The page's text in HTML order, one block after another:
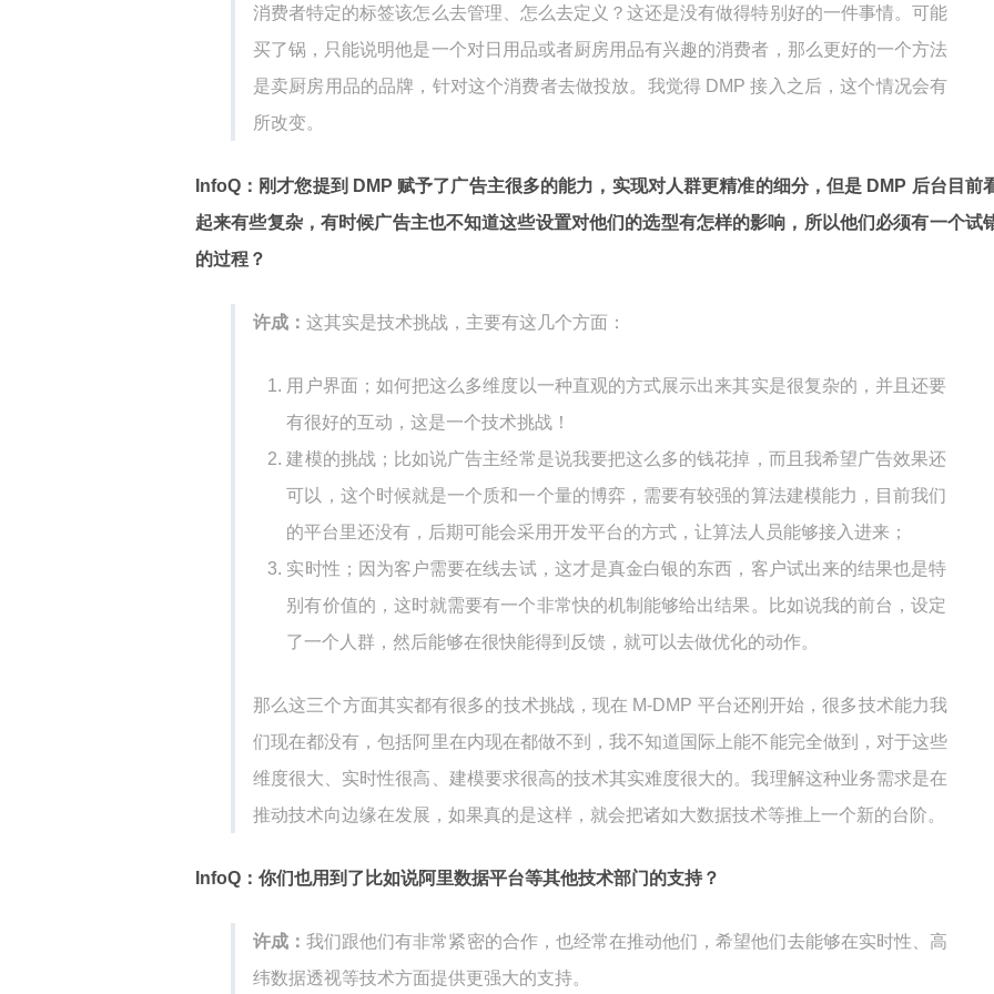
消费者特定的标签该怎么去管理、怎么去定义？这还是没有做得特别好的一件事情。可能
买了锅，只能说明他是一个对日用品或者厨房用品有兴趣的消费者，那么更好的一个方法
是卖厨房用品的品牌，针对这个消费者去做投放。我觉得 DMP 接入之后，这个情况会有
所改变。
InfoQ：刚才您提到 DMP 赋予了广告主很多的能力，实现对人群更精准的细分，但是 DMP 后台目前
起来有些复杂，有时候广告主也不知道这些设置对他们的选型有怎样的影响，所以他们必须有一个试
的过程？
许成： 这其实是技术挑战，主要有这几个方面：
用户界面；如何把这么多维度以一种直观的方式展示出来其实是很复杂的，并且还要
有很好的互动，这是一个技术挑战！
建模的挑战；比如说广告主经常是说我要把这么多的钱花掉，而且我希望广告效果还
可以，这个时候就是一个质和一个量的博弈，需要有较强的算法建模能力，目前我们
的平台里还没有，后期可能会采用开发平台的方式，让算法人员能够接入进来；
实时性；因为客户需要在线去试，这才是真金白银的东西，客户试出来的结果也是特
别有价值的，这时就需要有一个非常快的机制能够给出结果。比如说我的前台，设定
了一个人群，然后能够在很快能得到反馈，就可以去做优化的动作。
那么这三个方面其实都有很多的技术挑战，现在 M-DMP 平台还刚开始，很多技术能力我
们现在都没有，包括阿里在内现在都做不到，我不知道国际上能不能完全做到，对于这些
维度很大、实时性很高、建模要求很高的技术其实难度很大的。我理解这种业务需求是在
推动技术向边缘在发展，如果真的是这样，就会把诸如大数据技术等推上一个新的台阶。
InfoQ：你们也用到了比如说阿里数据平台等其他技术部门的支持？
许成： 我们跟他们有非常紧密的合作，也经常在推动他们，希望他们去能够在实时性、高
纬数据透视等技术方面提供更强大的支持。